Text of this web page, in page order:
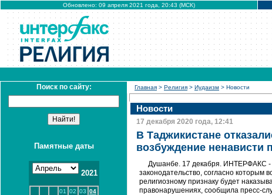
Обновлено: 09 апреля 2021 года, 20:43 (МСК)
Поиск по сайту:
Памятные даты
2021
01 02 03 04
Главная > Религия > Иудаизм > Новости
Новости
17 декабря 2020 года, 12:41
В Таджикистане
возбуждение ненависти
Душанбе. 17 декабря. ИНТЕРФАКС -
законодательство, согласно которым
религиозному признаку будет
правонарушениях, сообщила пресс-